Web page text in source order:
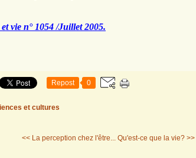
vie n° 1054 /Juillet 2005.
Repost 0
et cultures
<< La perception chez l'être... Qu'est-ce que la vie? >>